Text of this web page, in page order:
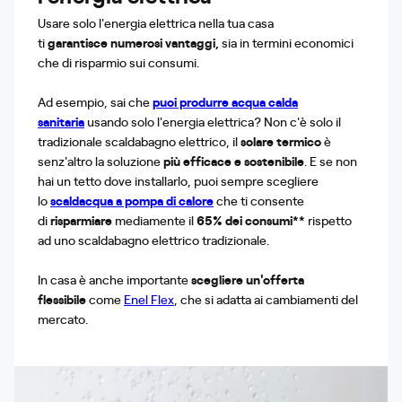
Usare solo l'energia elettrica nella tua casa
tigarantiscenumerosi vantaggi, sia in termini economici
che di risparmio sui consumi.
Ad esempio, sai chepuoi produrreacqua calda
sanitariausando solo l'energia elettrica? Non c'è solo il
tradizionale scaldabagno elettrico, ilsolare termicoè
senz'altro la soluzionepiù efficacee sostenibile. E se non
hai un tetto dove installarlo, puoi sempre scegliere
loscaldacqua a pompa di caloreche ti consente
dirisparmiare mediamente il65% dei consumi** rispetto
ad uno scaldabagno elettrico tradizionale.
In casa è anche importantescegliereun'offerta
flessibilecome Enel Flex, che si adatta ai cambiamenti del
mercato.